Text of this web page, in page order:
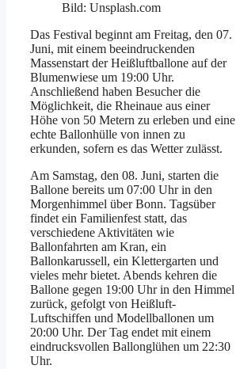
Bild: Unsplash.com
Das Festival beginnt am Freitag, den 07.
Juni, mit einem beeindruckenden
Massenstart der Heißluftballone auf der
Blumenwiese um 19:00 Uhr.
Anschließend haben Besucher die
Möglichkeit, die Rheinaue aus einer
Höhe von 50 Metern zu erleben und eine
echte Ballonhülle von innen zu
erkunden, sofern es das Wetter zulässt.
Am Samstag, den 08. Juni, starten die
Ballone bereits um 07:00 Uhr in den
Morgenhimmel über Bonn. Tagsüber
findet ein Familienfest statt, das
verschiedene Aktivitäten wie
Ballonfahrten am Kran, ein
Ballonkarussell, ein Klettergarten und
vieles mehr bietet. Abends kehren die
Ballone gegen 19:00 Uhr in den Himmel
zurück, gefolgt von Heißluft-
Luftschiffen und Modellballonen um
20:00 Uhr. Der Tag endet mit einem
eindrucksvollen Ballonglühen um 22:30
Uhr.